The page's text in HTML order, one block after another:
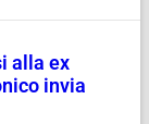
alla ex
invia